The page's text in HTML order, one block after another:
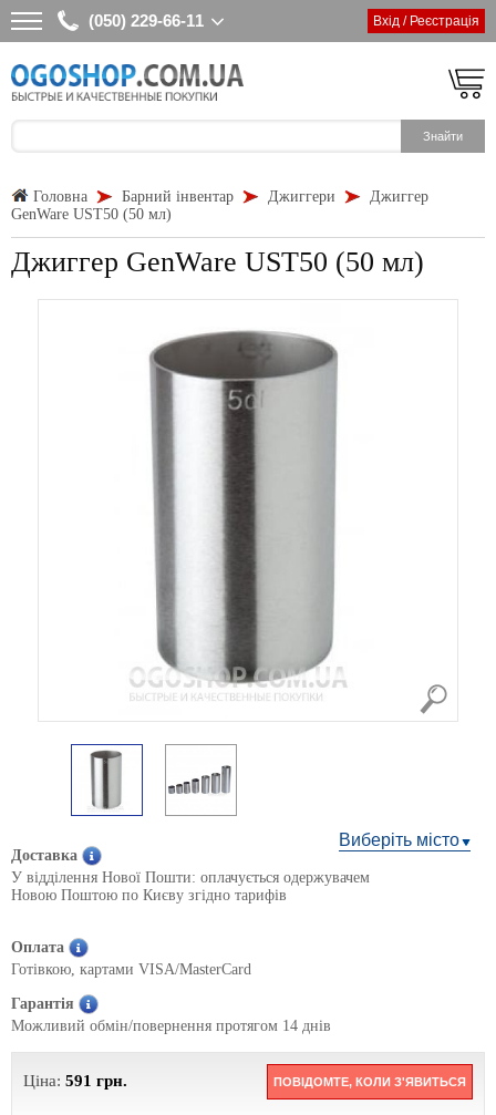
(050) 229-66-11 Вхід / Реєстрація
Головна Барний інвентар Джиггери
Джиггер
GenWare UST50 (50 мл)
Джиггер GenWare UST50 (50 мл)
Виберіть місто
Доставка
У відділення Нової Пошти: оплачується одержувачем
Новою Поштою по Києву згідно тарифів
Оплата
Готівкою, картами VISA/MasterCard
Гарантія
Можливий обмін/повернення протягом 14 днів
Ціна: 591 грн. ПОВІДОМТЕ, КОЛИ З'ЯВИТЬСЯ